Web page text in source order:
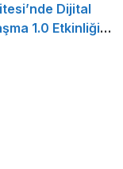
Dijital
1.0 Etkinliği